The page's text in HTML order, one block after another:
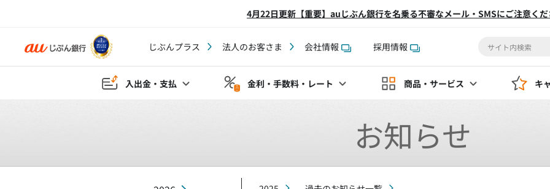
4月22日更新【重要】auじぶん銀行を名乗る不審なメール・SMSにご注意く
じぶんプラス 法人のお客さま 会社情報 採用情報
入出金・支払 金利・手数料・レート 商品・サービス キ
お知らせ